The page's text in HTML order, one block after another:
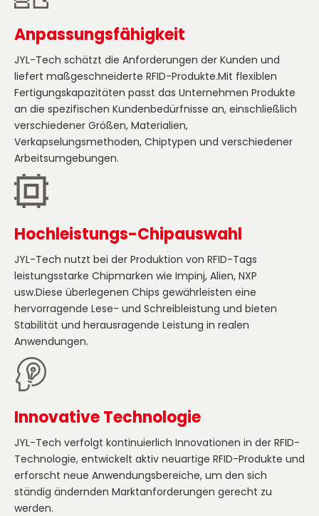
Anpassungsfähigkeit
JYL-Tech schätzt die Anforderungen der Kunden und
liefert maßgeschneiderte RFID-Produkte.Mit flexiblen
Fertigungskapazitäten passt das Unternehmen Produkte
an die spezifischen Kundenbedürfnisse an, einschließlich
verschiedener Größen, Materialien,
Verkapselungsmethoden, Chiptypen und verschiedener
Arbeitsumgebungen.
Hochleistungs-Chipauswahl
JYL-Tech nutzt bei der Produktion von RFID-Tags
leistungsstarke Chipmarken wie Impinj, Alien, NXP
usw.Diese überlegenen Chips gewährleisten eine
hervorragende Lese- und Schreibleistung und bieten
Stabilität und herausragende Leistung in realen
Anwendungen.
Innovative Technologie
JYL-Tech verfolgt kontinuierlich Innovationen in der RFID-
Technologie, entwickelt aktiv neuartige RFID-Produkte und
erforscht neue Anwendungsbereiche, um den sich
ständig ändernden Marktanforderungen gerecht zu
werden.